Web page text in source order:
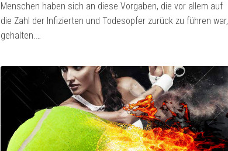
Menschen haben sich an diese Vorgaben, die vor allem auf
die Zahl der Infizierten und Todesopfer zurück zu führen war,
gehalten.…